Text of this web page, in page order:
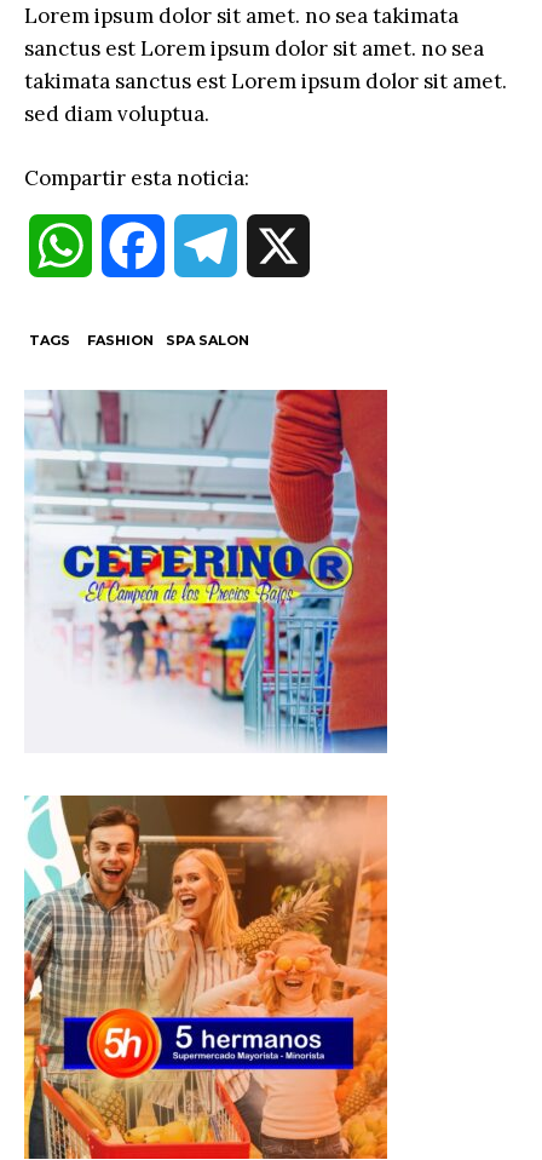
Lorem ipsum dolor sit amet. no sea takimata
sanctus est Lorem ipsum dolor sit amet. no sea
takimata sanctus est Lorem ipsum dolor sit amet.
sed diam voluptua.
Compartir esta noticia:
W
t
s
A
p
b
o
o
k
g
r
a
m
TAGS FASHION SPA SALON